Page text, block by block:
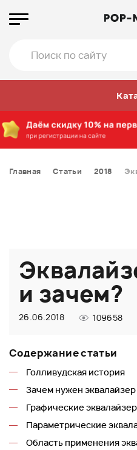
Главная Статьи 2018
и зачем?
26.06.2018 109658
Содержание статьи
Голливудская история
Зачем нужен эквалайзер
Графические
Параметрические
Область применения